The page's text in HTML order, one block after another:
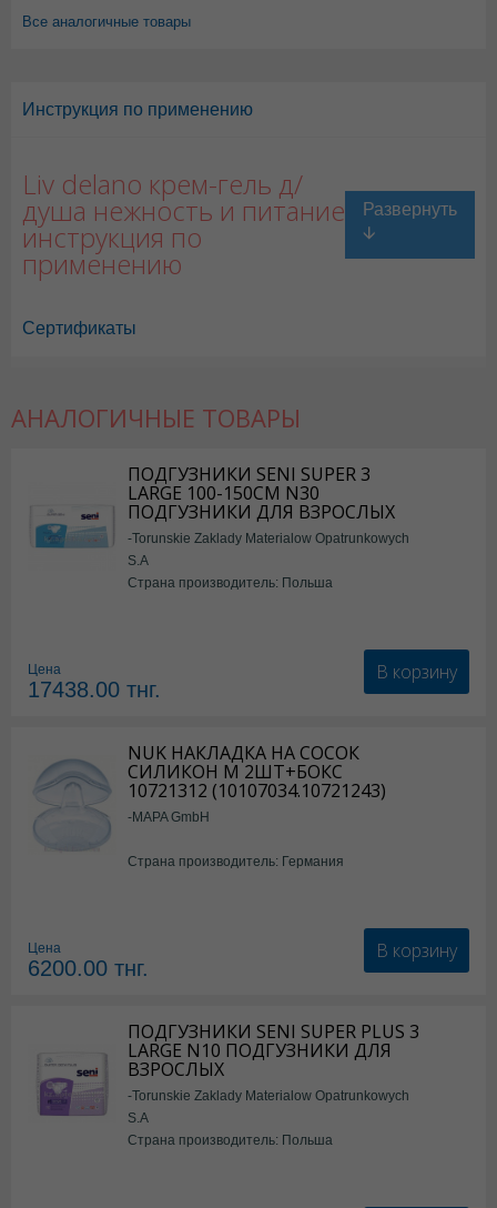
Все аналогичные товары
Инструкция по применению
Liv delano крем-гель д/
душа нежность и питание
инструкция по
применению
Сертификаты
АНАЛОГИЧНЫЕ ТОВАРЫ
ПОДГУЗНИКИ SENI SUPER 3
LARGE 100-150СМ N30
ПОДГУЗНИКИ ДЛЯ ВЗРОСЛЫХ
-Torunskie Zaklady Materialow Opatrunkowych
S.A
Страна производитель: Польша
Цена
17438.00 тнг.
В корзину
NUK НАКЛАДКА НА СОСОК
СИЛИКОН М 2ШТ+БОКС
10721312 (10107034.10721243)
-MAPA GmbH
Страна производитель: Германия
Цена
6200.00 тнг.
В корзину
ПОДГУЗНИКИ SENI SUPER PLUS 3
LARGE N10 ПОДГУЗНИКИ ДЛЯ
ВЗРОСЛЫХ
-Torunskie Zaklady Materialow Opatrunkowych
S.A
Страна производитель: Польша